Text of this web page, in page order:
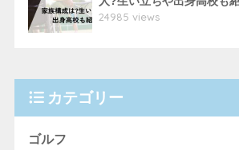
24985 views
カテゴリー
ゴルフ